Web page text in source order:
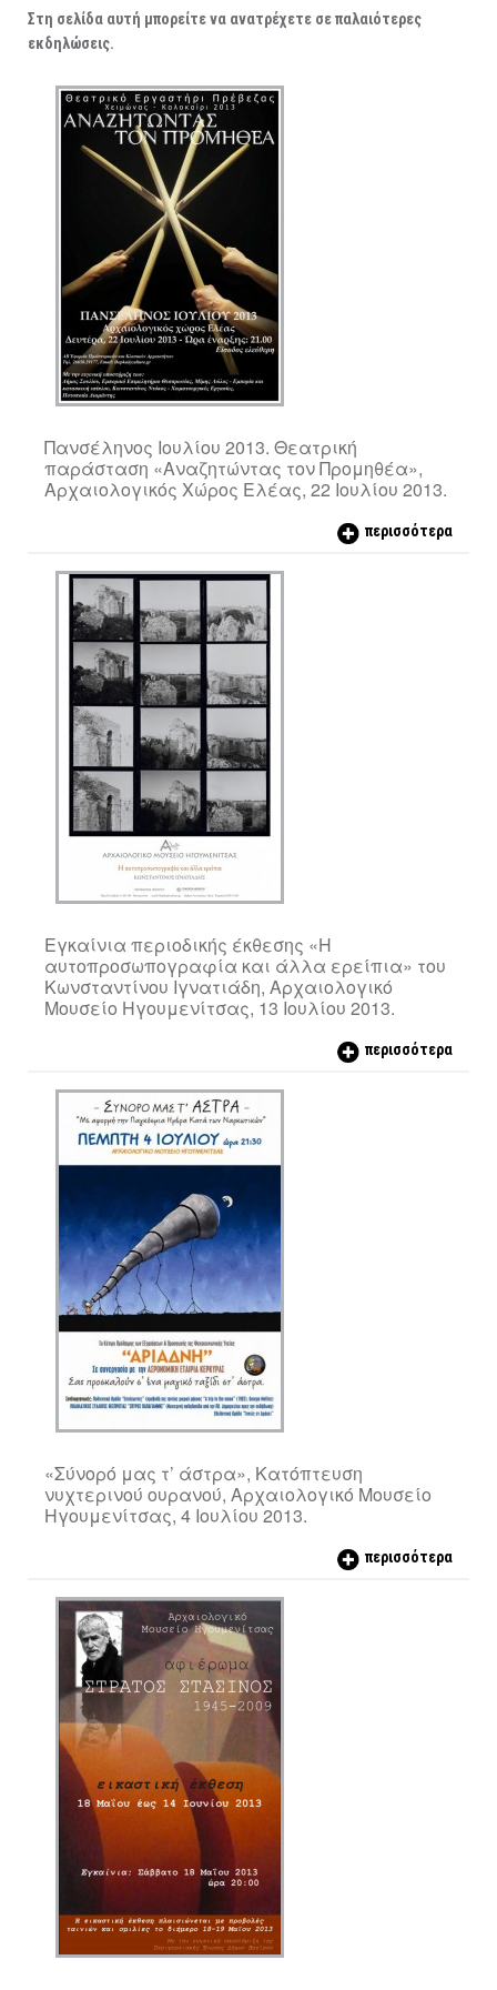
ΑΡΧΑΙΟΛΟΓΙΚΟΙ ΧΩΡΟΙ
Στη σελίδα αυτή μπορείτε να ανατρέχετε σε παλαιότερες
εκδηλώσεις.
Πανσέληνος Ιουλίου 2013. Θεατρική
παράσταση «Αναζητώντας τον Προμηθέα»,
Αρχαιολογικός Χώρος Ελέας, 22 Ιουλίου 2013.
περισσότερα
Εγκαίνια περιοδικής έκθεσης «Η
αυτοπροσωπογραφία και άλλα ερείπια» του
Κωνσταντίνου Ιγνατιάδη, Αρχαιολογικό
Μουσείο Ηγουμενίτσας, 13 Ιουλίου 2013.
περισσότερα
«Σύνορό μας τ’ άστρα», Κατόπτευση
νυχτερινού ουρανού, Αρχαιολογικό Μουσείο
Ηγουμενίτσας, 4 Ιουλίου 2013.
περισσότερα